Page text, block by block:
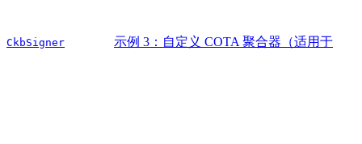
CkbSigner 示例 3：自定义 COTA 聚合器（适用于